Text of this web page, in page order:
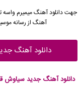
جهت دانلود آهنگ میمیرم واسه
آهنگ از رسانه
دانلود آهنگ
دانلود آهنگ جدید سیاوش